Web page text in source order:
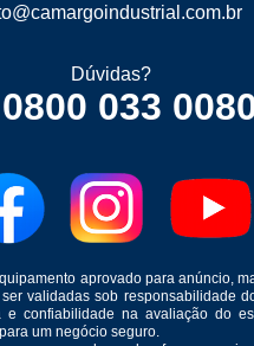
Dúvidas?
0800 033
aprovado para anúncio,
validadas sob responsabilidade
confiabilidade na avaliação do
um negócio seguro.